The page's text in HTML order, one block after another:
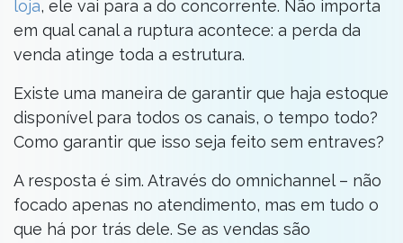
loja, ele vai para a do concorrente. Não importa
em qual canal a ruptura acontece: a perda da
venda atinge toda a estrutura.
Existe uma maneira de garantir que haja estoque
disponível para todos os canais, o tempo todo?
Como garantir que isso seja feito sem entraves?
A resposta é sim. Através do omnichannel – não
focado apenas no atendimento, mas em tudo o
que há por trás dele. Se as vendas são